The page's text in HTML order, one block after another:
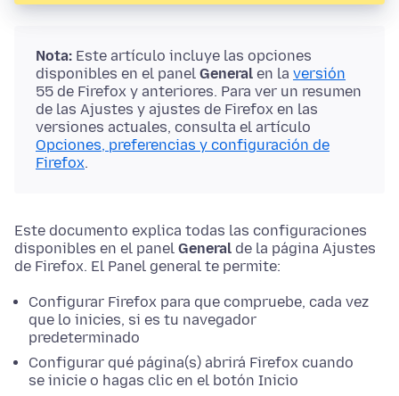
Nota: Este artículo incluye las opciones
disponibles en el panel General en la versión
55 de Firefox y anteriores. Para ver un resumen
de las Ajustes y ajustes de Firefox en las
versiones actuales, consulta el artículo
Opciones, preferencias y configuración de
Firefox.
Este documento explica todas las configuraciones
disponibles en el panel General de la página Ajustes
de Firefox. El Panel general te permite:
Configurar Firefox para que compruebe, cada vez
que lo inicies, si es tu navegador
predeterminado
Configurar qué página(s) abrirá Firefox cuando
se inicie o hagas clic en el botón Inicio